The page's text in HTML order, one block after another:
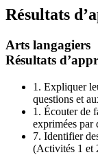
Résultats
Arts langagiers
Résultats
1. Expliquer
questions et
1. Écouter de
exprimées par
7. Identifier
(Activités 1 et